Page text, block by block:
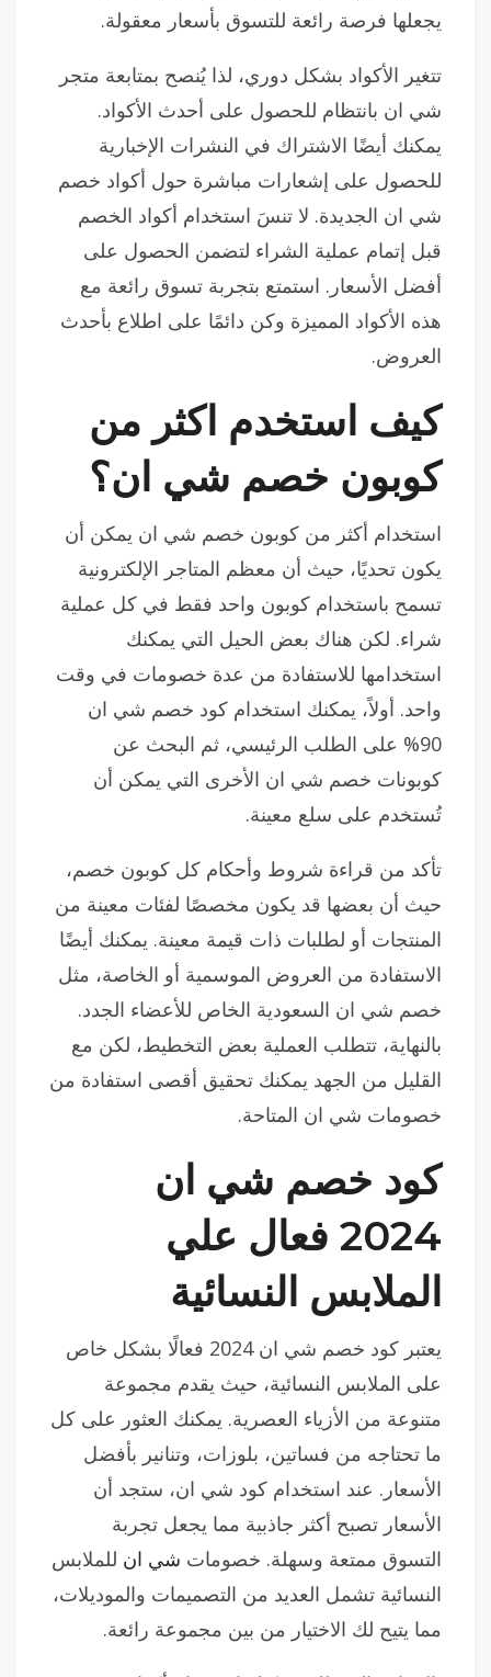
يجعلها فرصة رائعة للتسوق بأسعار معقولة.
تتغير الأكواد بشكل دوري، لذا يُنصح بمتابعة متجر
شي ان بانتظام للحصول على أحدث الأكواد.
يمكنك أيضًا الاشتراك في النشرات الإخبارية
للحصول على إشعارات مباشرة حول أكواد خصم
شي ان الجديدة. لا تنسَ استخدام أكواد الخصم
قبل إتمام عملية الشراء لتضمن الحصول على
أفضل الأسعار. استمتع بتجربة تسوق رائعة مع
هذه الأكواد المميزة وكن دائمًا على اطلاع بأحدث
العروض.
كيف استخدم اكثر من
كوبون خصم شي ان؟
استخدام أكثر من كوبون خصم شي ان يمكن أن
يكون تحديًا، حيث أن معظم المتاجر الإلكترونية
تسمح باستخدام كوبون واحد فقط في كل عملية
شراء. لكن هناك بعض الحيل التي يمكنك
استخدامها للاستفادة من عدة خصومات في وقت
واحد. أولاً، يمكنك استخدام كود خصم شي ان
90% على الطلب الرئيسي، ثم البحث عن
كوبونات خصم شي ان الأخرى التي يمكن أن
تُستخدم على سلع معينة.
تأكد من قراءة شروط وأحكام كل كوبون خصم،
حيث أن بعضها قد يكون مخصصًا لفئات معينة من
المنتجات أو لطلبات ذات قيمة معينة. يمكنك أيضًا
الاستفادة من العروض الموسمية أو الخاصة، مثل
خصم شي ان السعودية الخاص للأعضاء الجدد.
بالنهاية، تتطلب العملية بعض التخطيط، لكن مع
القليل من الجهد يمكنك تحقيق أقصى استفادة من
خصومات شي ان المتاحة.
كود خصم شي ان
2024 فعال علي
الملابس النسائية
يعتبر كود خصم شي ان 2024 فعالًا بشكل خاص
على الملابس النسائية، حيث يقدم مجموعة
متنوعة من الأزياء العصرية. يمكنك العثور على كل
ما تحتاجه من فساتين، بلوزات، وتنانير بأفضل
الأسعار. عند استخدام كود شي ان، ستجد أن
الأسعار تصبح أكثر جاذبية مما يجعل تجربة
التسوق ممتعة وسهلة. خصومات شي انللملابس
النسائية تشمل العديد من التصميمات والموديلات،
مما يتيح لك الاختيار من بين مجموعة رائعة.